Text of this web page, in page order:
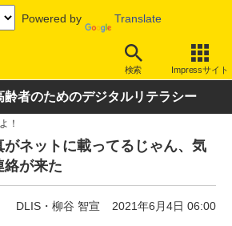
Powered by Translate
検索 Impressサイト
ック 詐欺/フィッシング
者のためのデジタルリテラシー
！
ネットに載ってるじゃん、気
絡が来た
DLIS・柳谷 智宣 2021年6月4日 06:00